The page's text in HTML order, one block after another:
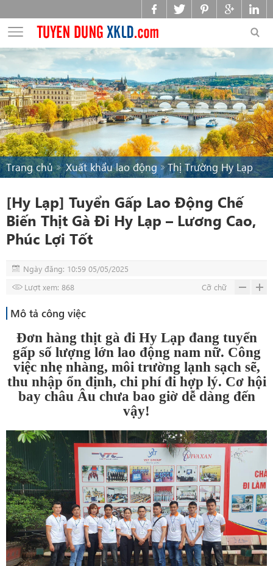
Trang chủ Xuất khẩu lao động Thị Trường Hy Lạp
[Hy Lạp] Tuyển Gấp Lao Động Chế
Biến Thịt Gà Đi Hy Lạp – Lương Cao,
Phúc Lợi Tốt
Ngày đăng: 10:59 05/05/2025
Lượt xem: 868
Cỡ chữ
Mô tả công việc
Đơn hàng thịt gà đi Hy Lạp đang tuyển
gấp số lượng lớn lao động nam nữ. Công
việc nhẹ nhàng, môi trường lạnh sạch sẽ,
thu nhập ổn định, chi phí đi hợp lý. Cơ hội
bay châu Âu chưa bao giờ dễ dàng đến
vậy!